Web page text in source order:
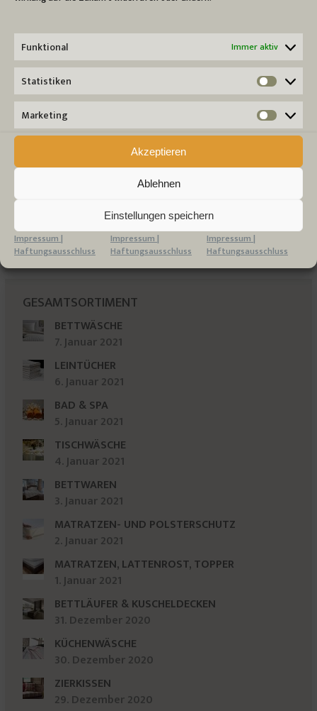
Funktional Immer aktiv
Statistiken
Marketing
Akzeptieren
Ablehnen
Einstellungen speichern
Impressum |
Haftungsausschluss
Impressum |
Haftungsausschluss
Impressum |
Haftungsausschluss
SUCHE
Search:
KATEGORIEN
Bettausstattung
Sonstiges
(4)
Tischwäsche
(1)
GESAMTSORTIMENT
BETTWÄSCHE
7. Januar 2021
LEINTÜCHER
6. Januar 2021
BAD & SPA
5. Januar 2021
TISCHWÄSCHE
4. Januar 2021
BETTWAREN
3. Januar 2021
MATRATZEN- UND POLSTERSCHUTZ
2. Januar 2021
MATRATZEN, LATTENROST, TOPPER
1. Januar 2021
BETTLÄUFER & KUSCHELDECKEN
31. Dezember 2020
KÜCHENWÄSCHE
30. Dezember 2020
ZIERKISSEN
29. Dezember 2020